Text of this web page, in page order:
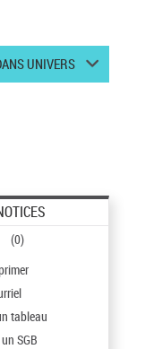
UNIVERS
(0)
tableau
SGB